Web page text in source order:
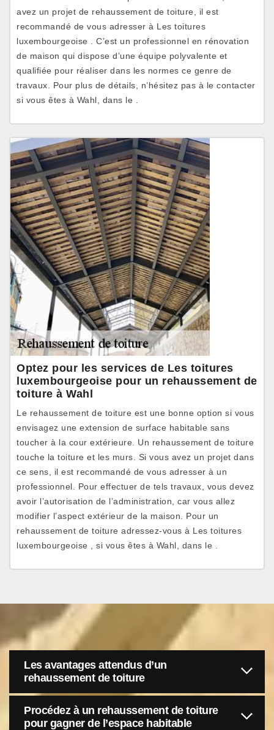
avez un projet de rehaussement de toiture, il est
recommandé de vous adresser à Les toitures
luxembourgeoise . C’est un professionnel en rénovation
de maison qui dispose d’une équipe polyvalente et
qualifiée pour réaliser dans les normes ce genre de
travaux. Pour plus de détails, n’hésitez pas à le contacter
si vous êtes à Wahl, dans le .
Optez pour les services de Les toitures
luxembourgeoise pour un rehaussement de
toiture à Wahl
Le rehaussement de toiture est une bonne option si vous
envisagez une extension de surface habitable sans
toucher à la cour extérieure. Un rehaussement de toiture
touche la toiture et les murs. Si vous avez un projet dans
ce sens, il est recommandé de vous adresser à un
professionnel. Pour effectuer de tels travaux, vous devez
avoir l’autorisation de l’administration, car vous allez
modifier l’aspect extérieur de la maison. Pour un
rehaussement de toiture adressez-vous à Les toitures
luxembourgeoise , si vous êtes à Wahl, dans le .
Les avantages attendus d’un
rehaussement de toiture
Procédez à un rehaussement de toiture
pour gagner de l’espace habitable